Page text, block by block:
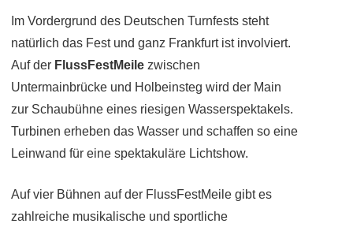
Im Vordergrund des Deutschen Turnfests steht
natürlich das Fest und ganz Frankfurt ist involviert.
Auf der FlussFestMeile zwischen
Untermainbrücke und Holbeinsteg wird der Main
zur Schaubühne eines riesigen Wasserspektakels.
Turbinen erheben das Wasser und schaffen so eine
Leinwand für eine spektakuläre Lichtshow.
Auf vier Bühnen auf der FlussFestMeile gibt es
zahlreiche musikalische und sportliche